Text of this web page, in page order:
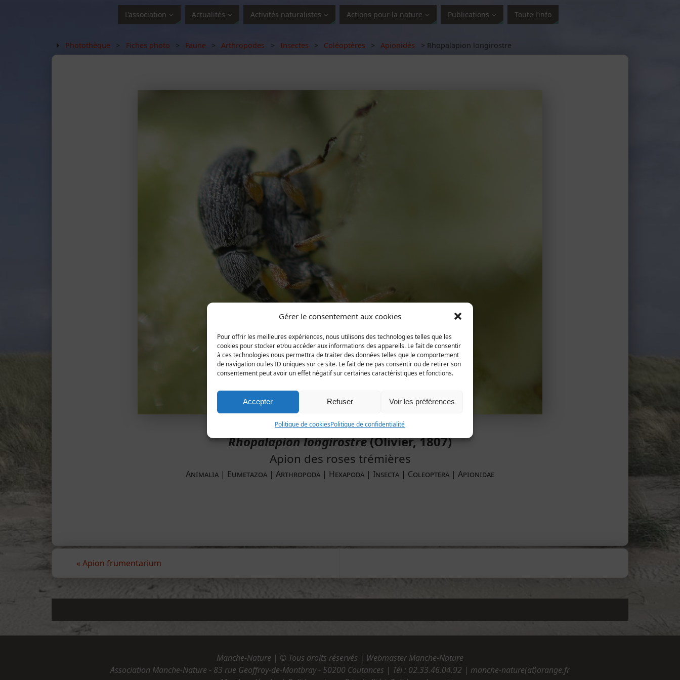
Gérer le consentement aux cookies
Pour offrir les meilleures expériences, nous utilisons des technologies telles que les
cookies pour stocker et/ou accéder aux informations des appareils. Le fait de consentir
à ces technologies nous permettra de traiter des données telles que le comportement
de navigation ou les ID uniques sur ce site. Le fait de ne pas consentir ou de retirer son
consentement peut avoir un effet négatif sur certaines caractéristiques et fonctions.
Accepter Refuser Voir les préférences
Politique de cookiesPolitique de confidentialité
L’association Actualités Activités naturalistes Actions pour la nature Publications Toute l’info
Photothèque > Fiches photo > Faune > Arthropodes > Insectes > Coléoptères > Apionidés > Rhopalapion longirostre
in copula, Barneville-Carteret, 28 juin 2014 (Photo Christian Berquer)
Rhopalapion longirostre(Olivier, 1807)
Apion des roses trémières
Animalia | Eumetazoa | Arthropoda | Hexapoda | Insecta | Coleoptera | Apionidae
« Apion frumentarium
Manche-Nature | © Tous droits réservés | Webmaster Manche-Nature
Association Manche-Nature - 83 rue Geoffroy-de-Montbray - 50200 Coutances | Tél : 02.33.46.04.92 | manche-nature(at)orange.fr